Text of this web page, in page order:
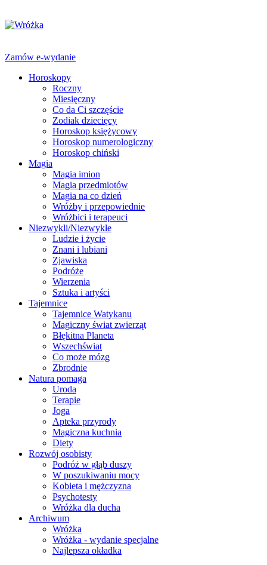
Zamów e-wydanie
Horoskopy
Roczny
Miesięczny
Co da Ci szczęście
Zodiak dziecięcy
Horoskop księżycowy
Horoskop numerologiczny
Horoskop chiński
Magia
Magia imion
Magia przedmiotów
Magia na co dzień
Wróżby i przepowiednie
Wróżbici i terapeuci
Niezwykli/Niezwykłe
Ludzie i życie
Znani i lubiani
Zjawiska
Podróże
Wierzenia
Sztuka i artyści
Tajemnice
Tajemnice Watykanu
Magiczny świat zwierząt
Błękitna Planeta
Wszechświat
Co może mózg
Zbrodnie
Natura pomaga
Uroda
Terapie
Joga
Apteka przyrody
Magiczna kuchnia
Diety
Rozwój osobisty
Podróż w głąb duszy
W poszukiwaniu mocy
Kobieta i mężczyzna
Psychotesty
Wróżka dla ducha
Archiwum
Wróżka
Wróżka - wydanie specjalne
Najlepsza okładka